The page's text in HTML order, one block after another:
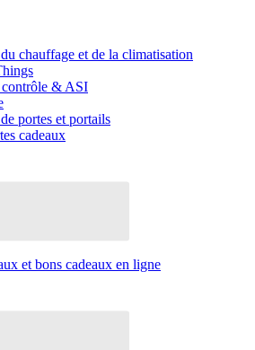
chauffage et de la climatisation
& ASI
portes et portails
cadeaux
et bons cadeaux en ligne